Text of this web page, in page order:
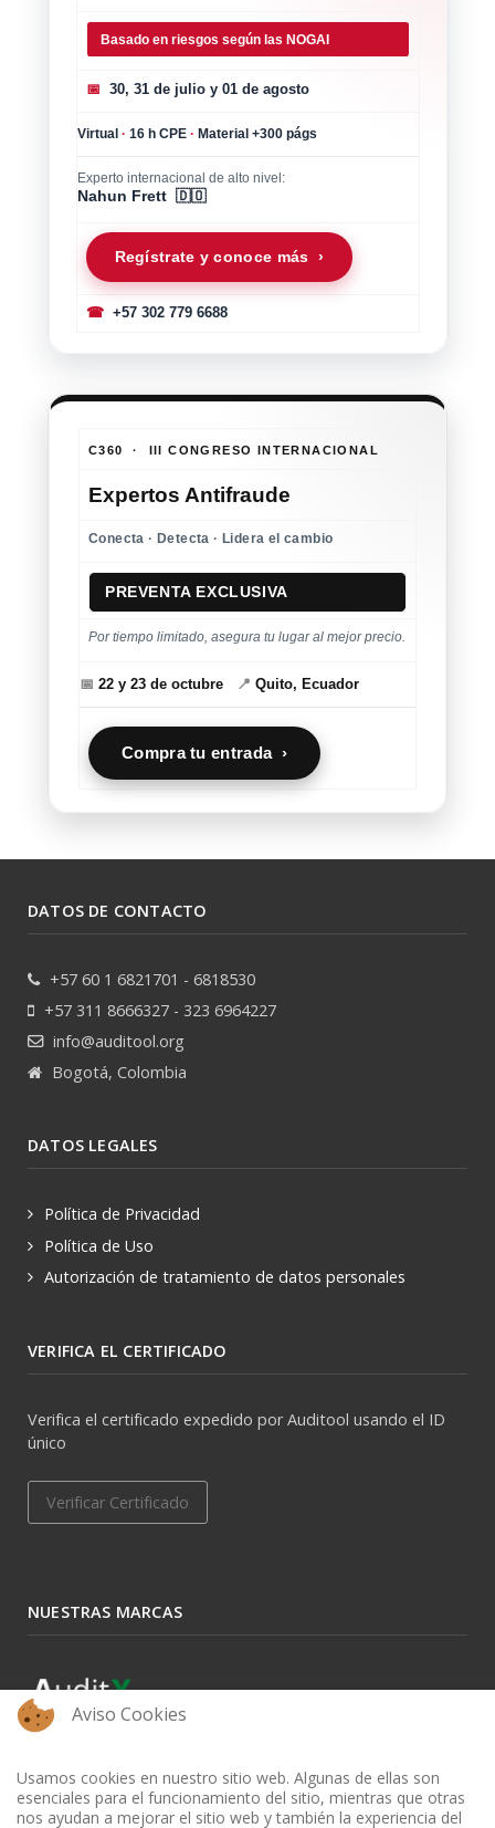
Basado en riesgos según las NOGAI
📅 30, 31 de julio y 01 de agosto
Virtual · 16 h CPE · Material +300 págs
Experto internacional de alto nivel:
Nahun Frett 🇩🇴
Regístrate y conoce más ›
☎+57 302 779 6688
C360 · III CONGRESO INTERNACIONAL
Expertos Antifraude
Conecta · Detecta · Lidera el cambio
PREVENTA EXCLUSIVA
Por tiempo limitado, asegura tu lugar al mejor precio.
📅 22 y 23 de octubre 📍 Quito, Ecuador
Compra tu entrada ›
DATOS DE CONTACTO
+57 60 1 6821701 - 6818530
+57 311 8666327 - 323 6964227
info@auditool.org
Bogotá, Colombia
DATOS LEGALES
Política de Privacidad
Política de Uso
Autorización de tratamiento de datos personales
VERIFICA EL CERTIFICADO
Verifica el certificado expedido por Auditool usando el ID
único
Verificar Certificado
NUESTRAS MARCAS
Aviso Cookies
Usamos cookies en nuestro sitio web. Algunas de ellas son
esenciales para el funcionamiento del sitio, mientras que otras
nos ayudan a mejorar el sitio web y también la experiencia del